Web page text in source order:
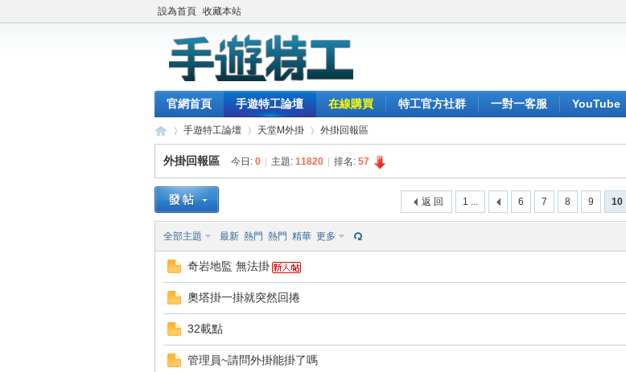
設為首頁 收藏本站
官網首頁 手遊特工論壇 在線購買 特工官方社群 一對一客服 YouTube
»
手遊特工論壇 天堂M外掛 外掛回報區
外掛回報區 今日: 0 主題: 11820 排名: 57
1 ... 6 7 8 9 10
返 回
全部主題 最新 熱門 熱門 精華 更多
奇岩地監 無法掛
奧塔掛一掛就突然回捲
32載點
管理員~請問外掛能掛了嗎